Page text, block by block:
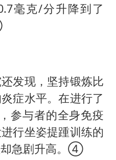
毫克/分升降到了
发现，坚持锻炼比
症水平。在进行了
参与者的全身免疫
行坐姿提踵训练的
却急剧升高。④